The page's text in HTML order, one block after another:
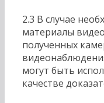
2.3 В случае
материалы
полученных
могут быть
качестве